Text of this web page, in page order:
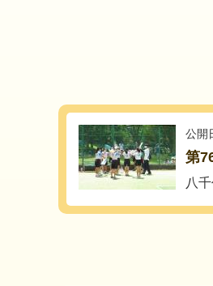
公開
第
八